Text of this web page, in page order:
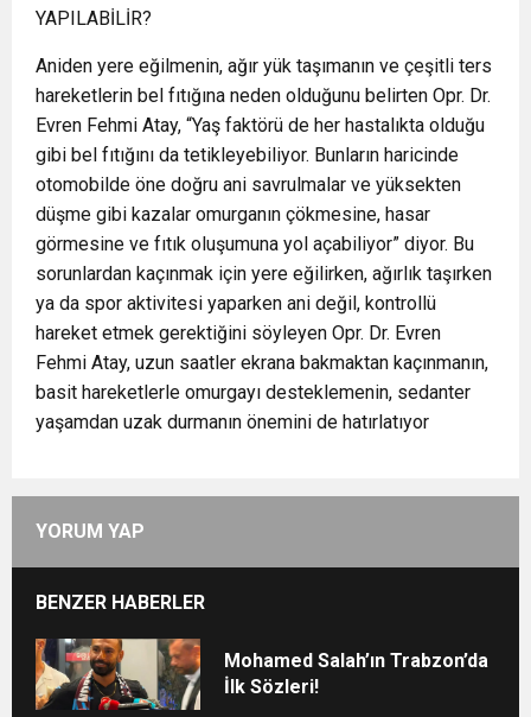
YAPILABİLİR?
Aniden yere eğilmenin, ağır yük taşımanın ve çeşitli ters
hareketlerin bel fıtığına neden olduğunu belirten Opr. Dr.
Evren Fehmi Atay, “Yaş faktörü de her hastalıkta olduğu
gibi bel fıtığını da tetikleyebiliyor. Bunların haricinde
otomobilde öne doğru ani savrulmalar ve yüksekten
düşme gibi kazalar omurganın çökmesine, hasar
görmesine ve fıtık oluşumuna yol açabiliyor” diyor. Bu
sorunlardan kaçınmak için yere eğilirken, ağırlık taşırken
ya da spor aktivitesi yaparken ani değil, kontrollü
hareket etmek gerektiğini söyleyen Opr. Dr. Evren
Fehmi Atay, uzun saatler ekrana bakmaktan kaçınmanın,
basit hareketlerle omurgayı desteklemenin, sedanter
yaşamdan uzak durmanın önemini de hatırlatıyor
YORUM YAP
BENZER HABERLER
Mohamed Salah’ın Trabzon’da
İlk Sözleri!